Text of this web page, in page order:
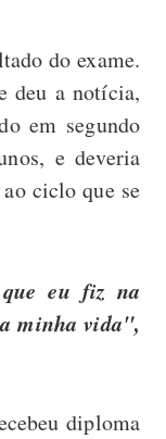
do exame.
deu a notícia,
em segundo
e deveria
ciclo que se
eu fiz na
minha vida",